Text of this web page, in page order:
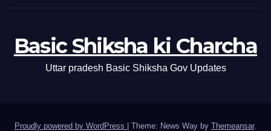
Basic Shiksha ki Charcha
Uttar pradesh Basic Shiksha Gov Updates
Proudly powered by WordPress | Theme: News Way by Themeansar.